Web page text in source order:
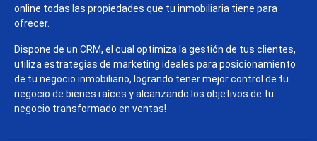
online todas las propiedades que tu inmobiliaria tiene para
ofrecer.
Dispone de un CRM, el cual optimiza la gestión de tus clientes,
utiliza estrategias de marketing ideales para posicionamiento
de tu negocio inmobiliario, logrando tener mejor control de tu
negocio de bienes raíces y alcanzando los objetivos de tu
negocio transformado en ventas!